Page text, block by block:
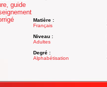
Matière :
Français
Niveau :
Adultes
Degré :
Alphabétisation